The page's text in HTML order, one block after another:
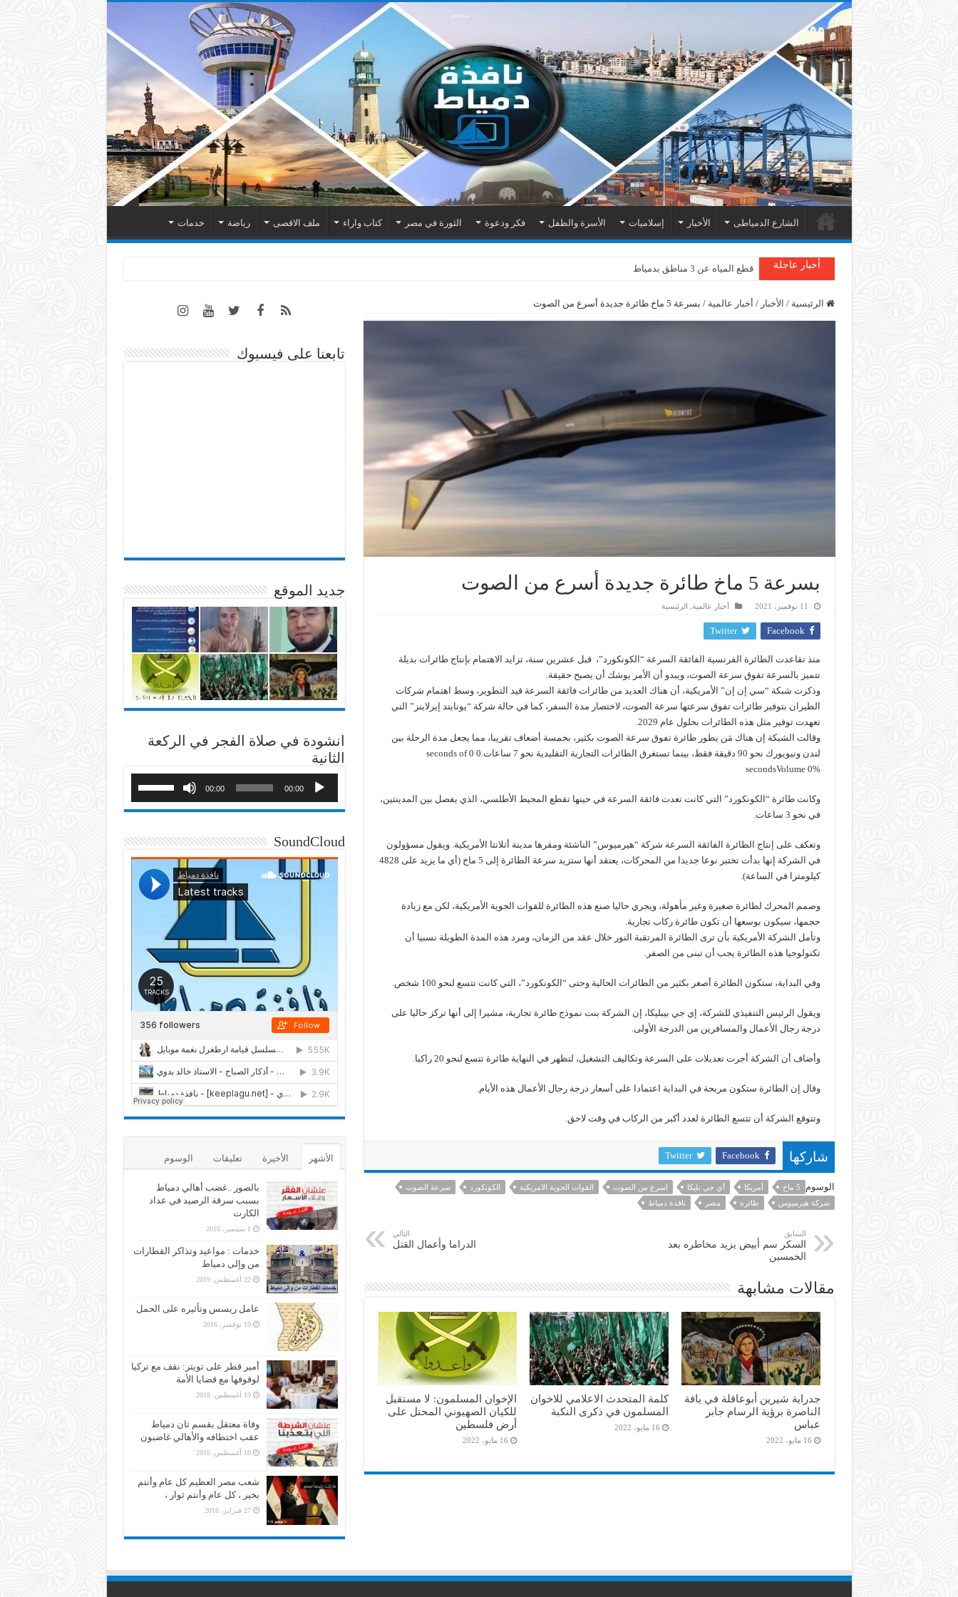
الشارع الدمياطى الأخبار إسلاميات الأسرة والطفل فكر ودعوة الثورة في مصر كتاب واراء ملف الاقصى رياضة خدمات
أخبار عاجلة قطع المياه عن 3 مناطق بدمياط
الرئيسية / الأخبار / أخبار عالمية / بسرعة 5 ماخ طائرة جديدة أسرع من الصوت
بسرعة 5 ماخ طائرة جديدة أسرع من الصوت
11 نوفمبر، 2021 أخبار عالمية الرئيسية
Facebook
Twitter
منذ تقاعدت الطائرة الفرنسية الفائقة السرعة “الكونكورد”، قبل عشرين سنة، تزايد الاهتمام بإنتاج طائرات بديلة
تتميز بالسرعة تفوق سرعة الصوت، ويبدو أن الأمر يوشك أن يصبح حقيقة.
وذكرت شبكة “سي إن إن” الأمريكية، أن هناك العديد من طائرات فائقة السرعة قيد التطوير، وسط اهتمام شركات
الطيران بتوفير طائرات تفوق سرعتها سرعة الصوت، لاختصار مدة السفر، كما في حالة شركة “يونايتد إيرلاينز” التي
تعهدت توفير مثل هذه الطائرات بحلول عام 2029.
وقالت الشبكة إن هناك مَن يطور طائرة تفوق سرعة الصوت بكثير، بخمسة أضعاف تقريبا، مما يجعل مدة الرحلة بين
لندن ونيويورك نحو 90 دقيقة فقط، بينما تستغرق الطائرات التجارية التقليدية نحو 7 ساعات.0 seconds of 0
secondsVolume 0%
وكانت طائرة “الكونكورد” التي كانت تعدت فائقة السرعة في حينها تقطع المحيط الأطلسي، الذي يفصل بين المدينتين،
في نحو 3 ساعات.
وتعكف على إنتاج الطائرة الفائقة السرعة شركة “هيرميوس” الناشئة ومقرها مدينة أتلانتا الأمريكية. ويقول مسؤولون
في الشركة إنها بدأت تختبر نوعا جديدا من المحركات، يعتقد أنها ستزيد سرعة الطائرة إلى 5 ماخ (أي ما يزيد على 4828
كيلومترا في الساعة).
وصمم المحرك لطائرة صغيرة وغير مأهولة، ويجري حاليا صنع هذه الطائرة للقوات الجوية الأمريكية، لكن مع زيادة
حجمها، سيكون بوسعها أن تكون طائرة ركاب تجارية.
وتأمل الشركة الأمريكية بأن ترى الطائرة المرتقبة النور خلال عقد من الزمان، ومرد هذه المدة الطويلة نسبيا أن
تكنولوجيا هذه الطائرة يجب أن تبنى من الصفر.
وفي البداية، ستكون الطائرة أصغر بكثير من الطائرات الحالية وحتى “الكونكورد”، التي كانت تتسع لنحو 100 شخص.
ويقول الرئيس التنفيذي للشركة، إي جي بيبليكا، إن الشركة بنت نموذج طائرة تجارية، مشيرا إلى أنها تركز حاليا على
درجة رجال الأعمال والمسافرين من الدرجة الأولى.
وأضاف أن الشركة أجرت تعديلات على السرعة وتكاليف التشغيل، لتظهر في النهاية طائرة تتسع لنحو 20 راكبا.
وقال إن الطائرة ستكون مربحة في البداية اعتمادا على أسعار درجة رجال الأعمال هذه الأيام.
وتتوقع الشركة أن تتسع الطائرة لعدد أكبر من الركاب في وقت لاحق.
شاركها Facebook
Twitter
الوسوم 5 ماخ أمريكا أي جي بليكا اسرع من الصوت القوات الجوية الامريكية الكونكورد
سرعة الصوت
شركة هيرميوس
طائرة مصر نافذة دمياط
السابق
السكر سم أبيض يزيد مخاطره بعد
الخمسين
التالي
الدراما وأعمال القتل
مقالات مشابهة
جدراية شيرين أبوعاقلة في يافة
الناصرة برؤية الرسام جابر
عباس
16 مايو، 2022
كلمة المتحدث الاعلامي للاخوان
المسلمون في ذكرى النكبة
16 مايو، 2022
الإخوان المسلمون: لا مستقبل
للكيان الصهيوني المحتل على
أرض فلسطين
16 مايو، 2022
تابعنا على فيسبوك
جديد الموقع
انشودة في صلاة الفجر في الركعة
الثانية
00:00
00:00
SoundCloud
الأشهر الأخيرة تعليقات الوسوم
بالصور ..غضب أهالي دمياط
بسبب سرقة الرصيد في عداد
الكارت
1 سبتمبر، 2016
خدمات : مواعيد وتذاكر القطارات
من وإلى دمياط
22 أغسطس، 2019
عامل ريسس وتأثيره على الحمل
19 نوفمبر، 2016
أمير قطر على تويتر: نقف مع تركيا
لوقوفها مع قضايا الأمة
19 أغسطس، 2018
وفاة معتقل بقسم ثان دمياط
عقب اختطافه والأهالي غاضبون
10 أغسطس، 2016
شعب مصر العظيم كل عام وأنتم
بخير ، كل عام وأنتم ثوار ،
27 فبراير، 2016